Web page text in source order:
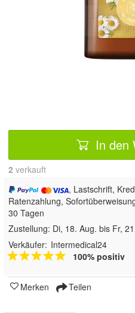
Doppelt
In den
2 verkauft
, Lastschrift,
Ratenzahlung,
30 Tagen
Zustellung: Di, 18. Aug. bis Fr,
Verkäufer: Intermedical24
100% positiv
Merken Teilen